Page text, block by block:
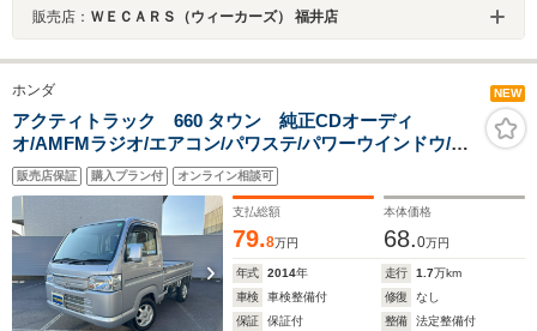
販売店： ＷＥＣＡＲＳ（ウィーカーズ） 福井店
ホンダ NEW
アクティトラック 660 タウン 純正CDオーディ
オ/AMFMラジオ/エアコン/パワステ/パワーウインドウ/キ
ーレスエントリー/社外アルミホイール/運転席エアバッグ/
スペアキー有り
販売店保証 購入プラン付 オンライン相談可
支払総額
79.8万円
本体価格
68.0万円
年式 2014年 走行 1.7万km
車検
車検整備付 修復
なし
保証
保証付 整備
法定整備付